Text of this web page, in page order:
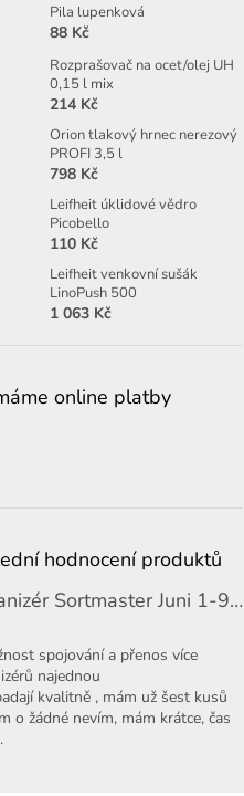
Pila lupenková
88 Kč
Rozprašovač na ocet/olej UH
0,15 l mix
214 Kč
Orion tlakový hrnec nerezový
PROFI 3,5 l
798 Kč
Leifheit úklidové vědro
Picobello
110 Kč
Leifheit venkovní sušák
LinoPush 500
1 063 Kč
online platby
hodnocení produktů
Organizér Sortmaster Juni 1-97-483
produktu je 5 z 5 hvězdiček.
spojování a přenos více
najednou
kvalitně , mám už šest kusů
o žádné nevím, mám krátce, čas